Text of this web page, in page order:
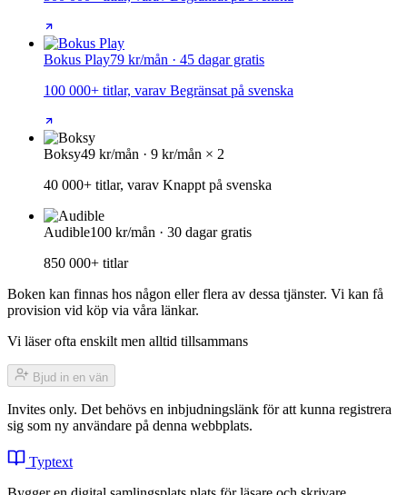
Bokus Play79 kr/mån · 45 dagar gratis
100 000+ titlar, varav Begränsat på svenska
Boksy49 kr/mån · 9 kr/mån × 2
40 000+ titlar, varav Knappt på svenska
Audible100 kr/mån · 30 dagar gratis
850 000+ titlar
Boken kan finnas hos någon eller flera av dessa tjänster. Vi kan få
provision vid köp via våra länkar.
Vi läser ofta enskilt men alltid tillsammans
Bjud in en vän
Invites only. Det behövs en inbjudningslänk för att kunna registrera
sig som ny användare på denna webbplats.
Typtext